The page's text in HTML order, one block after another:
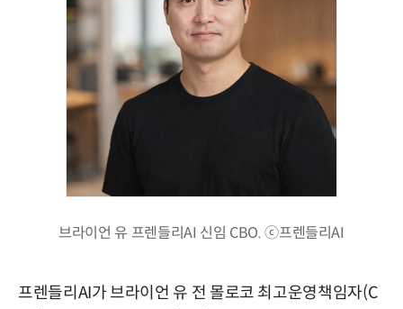
브라이언 유 프렌들리AI 신임 CBO. ⓒ프렌들리AI
프렌들리AI가 브라이언 유 전 몰로코 최고운영책임자(C